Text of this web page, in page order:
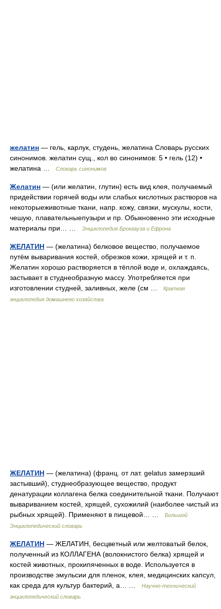
желатин — гель, карлук, студень, желатина Словарь русских
синонимов. желатин сущ., кол во синонимов: 5 • гель (12) •
желатина …
Словарь синонимов
Желатин — (или желатин, глутин) есть вид клея, получаемый
придействии горячей воды или слабых кислотных растворов на
некоторыеживотные ткани, напр. кожу, связки, мускулы, кости,
чешую, плавательныепузыри и пр. Обыкновенно эти исходные
материалы при… …
Энциклопедия Брокгауза и Ефрона
ЖЕЛАТИН — (желатина) белковое вещество, получаемое
путём вываривания костей, обрезков кожи, хрящей и т. п.
Желатин хорошо растворяется в тёплой воде и, охлаждаясь,
застывает в студнеобразную массу. Употребляется при
изготовлении студней, заливных, желе (см …
Краткая
энциклопедия домашнего хозяйства
ЖЕЛАТИН — (желатина) (франц. от лат. gelatus замерзший
застывший), студнеобразующее вещество, продукт
денатурации коллагена белка соединительной ткани. Получают
вывариванием костей, хрящей, сухожилий (наиболее чистый из
рыбных хрящей). Применяют в пищевой… …
Большой
Энциклопедический словарь
ЖЕЛАТИН — ЖЕЛАТИН, бесцветный или желтоватый белок,
полученный из КОЛЛАГЕНА (волокнистого белка) хрящей и
костей животных, прокипяченных в воде. Используется в
производстве эмульсии для пленок, клея, медицинских капсул,
как среда для культур бактерий, а… …
Научно-технический
энциклопедический словарь